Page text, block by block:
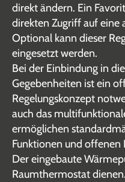
direkt ändern. Ein
direkten Zugriff auf eine
Optional kann dieser
eingesetzt werden.
Bei der Einbindung in
Gegebenheiten ist ein
Regelungskonzept
auch das
ermöglichen
Funktionen und offenen
Der eingebaute
Raumthermostat